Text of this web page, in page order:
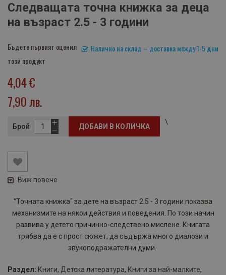
Следващата точна книжка за деца
на възраст 2.5 - 3 години
Налично на склад – доставка между 1-5 дни
Бъдете първият оценил
този продукт
4,04 €
7,90 лв.
Брой ДОБАВИ В КОЛИЧКА
\
Виж повече
​​"Точната книжка" за дете на възраст 2.5 - 3 години показва
механизмите на някои действия и поведения. По този начин
развива у детето причинно-следствено мислене. Книгата
трябва да е с прост сюжет, да съдържа много диалози и
звукоподражателни думи.
Раздел: Книги, Детска литература, Книги за най-малките,